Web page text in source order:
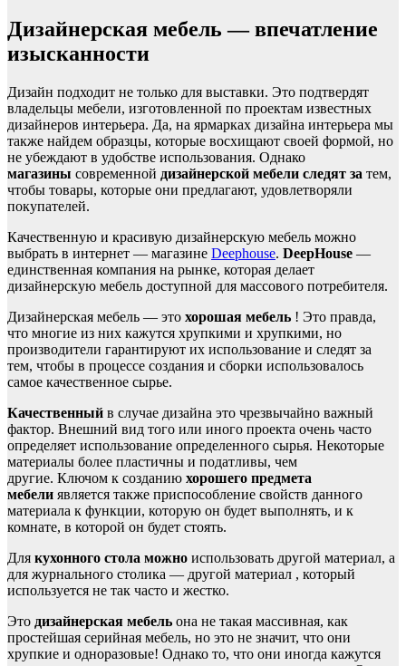
Дизайнерская мебель — впечатление
изысканности
Дизайн подходит не только для выставки. Это подтвердят
владельцы мебели, изготовленной по проектам известных
дизайнеров интерьера. Да, на ярмарках дизайна интерьера мы
также найдем образцы, которые восхищают своей формой, но
не убеждают в удобстве использования. Однако
магазины современной дизайнерской мебели следят за тем,
чтобы товары, которые они предлагают, удовлетворяли
покупателей.
Качественную и красивую дизайнерскую мебель можно
выбрать в интернет — магазине Deephouse. DeepHouse —
единственная компания на рынке, которая делает
дизайнерскую мебель доступной для массового потребителя.
Дизайнерская мебель — это хорошая мебель ! Это правда,
что многие из них кажутся хрупкими и хрупкими, но
производители гарантируют их использование и следят за
тем, чтобы в процессе создания и сборки использовалось
самое качественное сырье.
Качественный в случае дизайна это чрезвычайно важный
фактор. Внешний вид того или иного проекта очень часто
определяет использование определенного сырья. Некоторые
материалы более пластичны и податливы, чем
другие. Ключом к созданию хорошего предмета
мебели является также приспособление свойств данного
материала к функции, которую он будет выполнять, и к
комнате, в которой он будет стоять.
Для кухонного стола можно использовать другой материал, а
для журнального столика — другой материал , который
используется не так часто и жестко.
Это дизайнерская мебель она не такая массивная, как
простейшая серийная мебель, но это не значит, что они
хрупкие и одноразовые! Однако то, что они иногда кажутся